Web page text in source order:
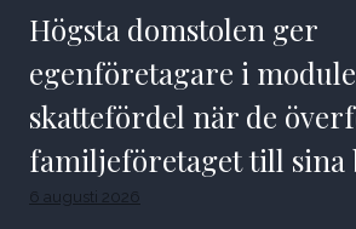
Högsta domstolen ger
egenföretagare i
skattefördel när de
familjeföretaget till sina
6 augusti 2026